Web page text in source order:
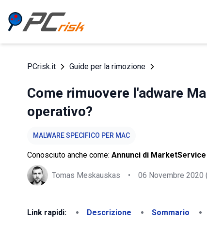
PCrisk.it Guide per la rimozione
Come rimuovere l'adware
operativo?
MALWARE SPECIFICO PER MAC
Conosciuto anche come: Annunci di MarketService
Tomas Meskauskas • 06 Novembre 2020
Link rapidi: Descrizione Sommario